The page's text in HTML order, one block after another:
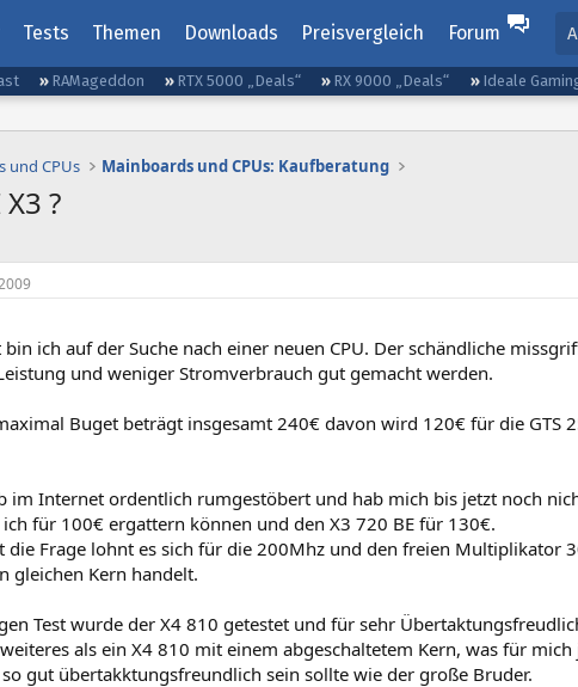
Tests Themen Downloads Preisvergleich Forum
RAMageddon RTX 5000 „Deals“ RX 9000 „Deals“ Ideale
und CPUs Mainboards und CPUs: Kaufberatung
?
bin ich auf der Suche nach einer neuen CPU. Der schändliche
und weniger Stromverbrauch gut gemacht werden.
Buget beträgt insgesamt 240€ davon wird 120€ für die GTS
im Internet ordentlich rumgestöbert und hab mich bis jetzt noch
für 100€ ergattern können und den X3 720 BE für 130€.
die Frage lohnt es sich für die 200Mhz und den freien Multiplikator
gleichen Kern handelt.
Test wurde der X4 810 getestet und für sehr
als ein X4 810 mit einem abgeschaltetem Kern, was für
gut übertakktungsfreundlich sein sollte wie der große Bruder.